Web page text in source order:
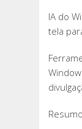
IA do
tela
Resumo